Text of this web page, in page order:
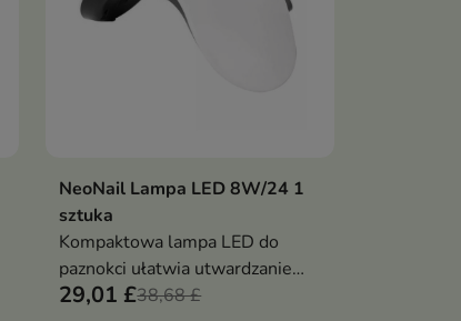
Dodaj do koszyka
NeoNail Lampa LED 8W/24 1
sztuka
Kompaktowa lampa LED do
paznokci ułatwia utwardzanie
produktów
29,01 £38,68 £